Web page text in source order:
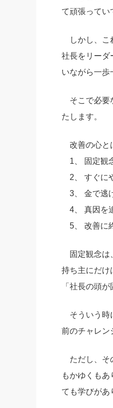
て頑張ってい
しかし、こ
社長をリーダ
いながら一歩
そこで必要
たします。
改善の心と
1、 固定観
2、 すぐに
3、 金で逃
4、 真因を
5、 改善に
固定観念は
持ち主にだけ
「社長の頭
そういう時
前のチャレン
ただし、そ
もかゆくも
ても学びがあ